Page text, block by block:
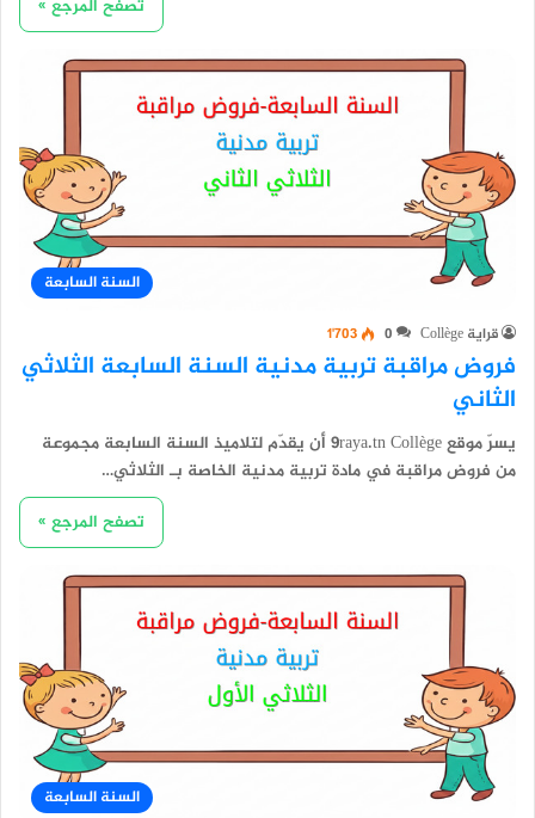
تصفح المرجع »
السنة السابعة
قراية Collège 0 1٬703
فروض مراقبة تربية مدنية السنة السابعة الثلاثي
الثاني
يسرّ موقع 9raya.tn Collège أن يقدّم لتلاميذ السنة السابعة مجموعة
من فروض مراقبة في مادة تربية مدنية الخاصة بـ الثلاثي…
تصفح المرجع »
السنة السابعة